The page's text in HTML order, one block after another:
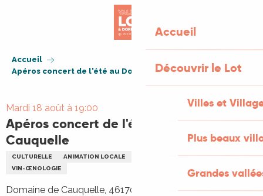
Accueil
Découvrir le Lot
Villes et
Plus beaux
Grandes
Accueil
Apéros concert de l'été au Domaine de Cauquelle
Mardi 18 août à 19:00
Apéros concert de l'été au Domaine de
Cauquelle
CULTURELLE ANIMATION LOCALE
GASTRONOMIE
VIN-ŒNOLOGIE
Domaine de Cauquelle, 46170 Saint-Paul-Flaugnac